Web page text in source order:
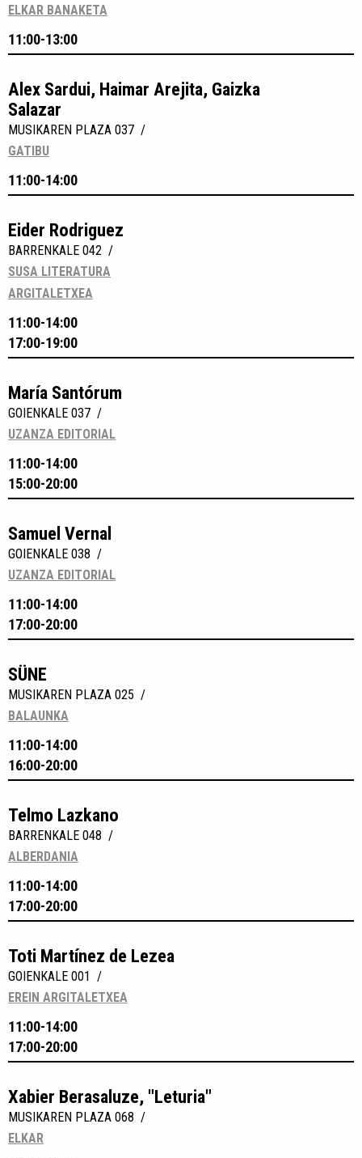
ELKAR BANAKETA
11:00-13:00
Alex Sardui, Haimar Arejita, Gaizka
Salazar
MUSIKAREN PLAZA 037 /
GATIBU
11:00-14:00
Eider Rodriguez
BARRENKALE 042 /
SUSA LITERATURA
ARGITALETXEA
11:00-14:00
17:00-19:00
María Santórum
GOIENKALE 037 /
UZANZA EDITORIAL
11:00-14:00
15:00-20:00
Samuel Vernal
GOIENKALE 038 /
UZANZA EDITORIAL
11:00-14:00
17:00-20:00
SÜNE
MUSIKAREN PLAZA 025 /
BALAUNKA
11:00-14:00
16:00-20:00
Telmo Lazkano
BARRENKALE 048 /
ALBERDANIA
11:00-14:00
17:00-20:00
Toti Martínez de Lezea
GOIENKALE 001 /
EREIN ARGITALETXEA
11:00-14:00
17:00-20:00
Xabier Berasaluze, "Leturia"
MUSIKAREN PLAZA 068 /
ELKAR